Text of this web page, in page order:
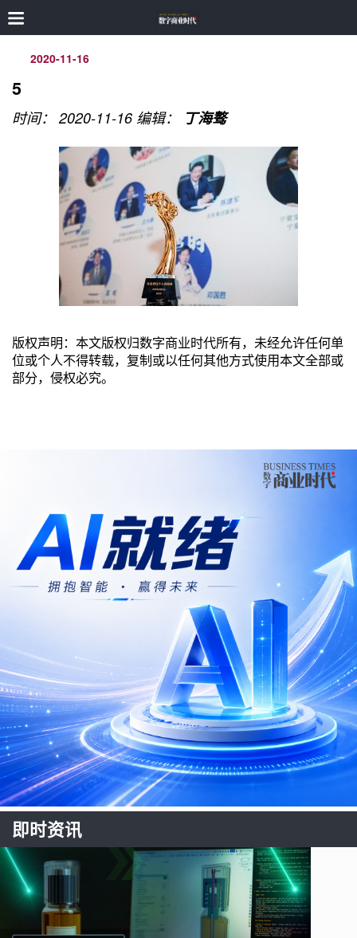
2020-11-16
5
时间： 2020-11-16 编辑： 丁海骜
版权声明：本文版权归数字商业时代所有，未经允许任何单
位或个人不得转载，复制或以任何其他方式使用本文全部或
部分，侵权必究。
即时资讯